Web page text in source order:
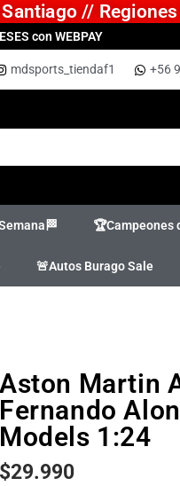
//
con WEBPAY
mdsports_tiendaf1 +56
🏆Campeones
🚨Autos Burago Sale
Aston Martin
Fernando
Models 1:24
$29.990